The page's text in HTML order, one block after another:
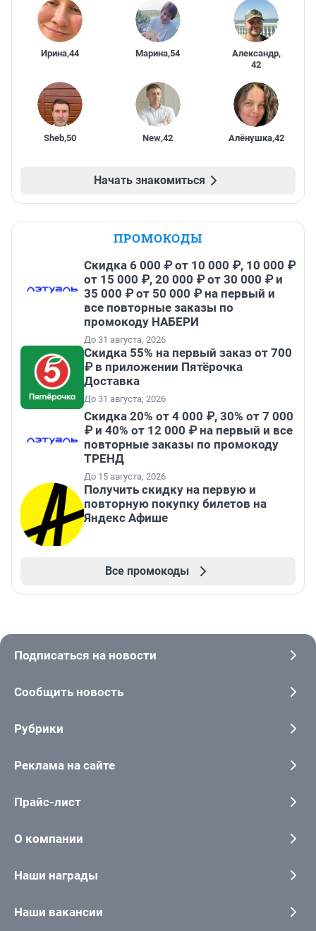
Ирина,44 Марина,54 Александр,
42
Sheb,50 New,42 Алёнушка,42
Начать знакомиться
ПРОМОКОДЫ
Скидка 6 000 ₽ от 10 000 ₽, 10 000 ₽
от 15 000 ₽, 20 000 ₽ от 30 000 ₽ и
35 000 ₽ от 50 000 ₽ на первый и
все повторные заказы по
промокоду НАБЕРИ
До 31 августа, 2026
Скидка 55% на первый заказ от 700
₽ в приложении Пятёрочка
Доставка
До 31 августа, 2026
Скидка 20% от 4 000 ₽, 30% от 7 000
₽ и 40% от 12 000 ₽ на первый и все
повторные заказы по промокоду
ТРЕНД
До 15 августа, 2026
Получить скидку на первую и
повторную покупку билетов на
Яндекс Афише
Все промокоды
Подписаться на новости
Сообщить новость
Рубрики
Реклама на сайте
Прайс-лист
О компании
Наши награды
Наши вакансии